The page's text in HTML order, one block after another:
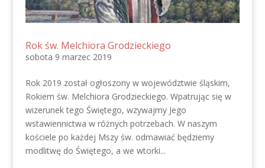
Rok św. Melchiora Grodzieckiego
sobota 9 marzec 2019
Rok 2019 został ogłoszony w województwie śląskim,
Rokiem św. Melchiora Grodzieckiego. Wpatrując się w
wizerunek tego Świętego, wzywajmy Jego
wstawiennictwa w różnych potrzebach. W naszym
kościele po każdej Mszy św. odmawiać będziemy
modlitwę do Świętego, a we wtorki...